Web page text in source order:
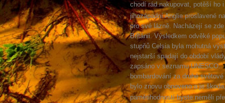
chodí rád nakupovat, potěší ho
jihozápadní Anglie proslavené
pro své lázně. Nacházejí se
Británii. Výsledkem odvěké
stupňů Celsia byla mohutná
nejstarší spadají do období
zapsáno v seznamu UNESCO.
bombardování za druhé
bylo znovu obnoveno a je
pamětihodností byste neměli